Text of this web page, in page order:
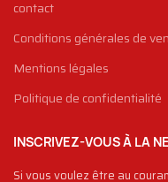
contact
Conditions générales de
Mentions légales
Politique de confidentialité
INSCRIVEZ-VOUS À LA
Si vous voulez être au